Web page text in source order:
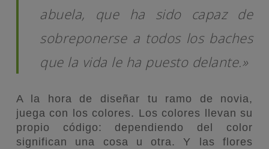
abuela, que ha sido capaz de
sobreponerse a todos los baches
que la vida le ha puesto delante.»
A la hora de diseñar tu ramo de novia,
juega con los colores. Los colores llevan su
propio código: dependiendo del color
significan una cosa u otra. Y las flores